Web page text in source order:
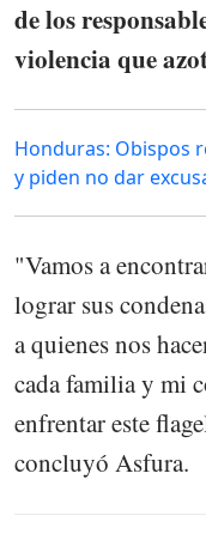
de los
violencia que
Honduras: Obispos
y piden no dar
"Vamos a
lograr sus
a quienes nos
cada familia y mi
enfrentar este
concluyó Asfura.